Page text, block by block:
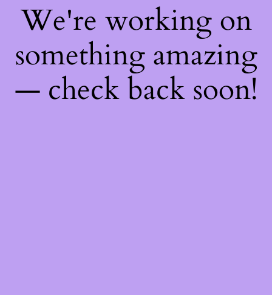
We're working on
something amazing
— check back soon!